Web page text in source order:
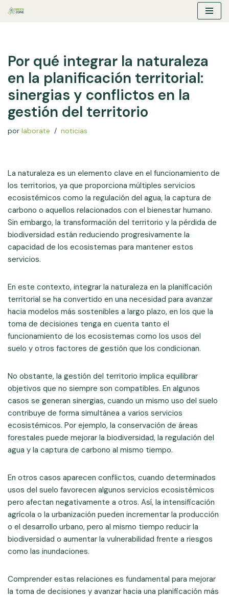
Por qué integrar la naturaleza
en la planificación territorial:
sinergias y conflictos en la
gestión del territorio
por laborate noticias
La naturaleza es un elemento clave en el funcionamiento de
los territorios, ya que proporciona múltiples servicios
ecosistémicos como la regulación del agua, la captura de
carbono o aquellos relacionados con el bienestar humano.
Sin embargo, la transformación del territorio y la pérdida de
biodiversidad están reduciendo progresivamente la
capacidad de los ecosistemas para mantener estos
servicios.
En este contexto, integrar la naturaleza en la planificación
territorial se ha convertido en una necesidad para avanzar
hacia modelos más sostenibles a largo plazo, en los que la
toma de decisiones tenga en cuenta tanto el
funcionamiento de los ecosistemas como los usos del
suelo y otros factores de gestión que los condicionan.
No obstante, la gestión del territorio implica equilibrar
objetivos que no siempre son compatibles. En algunos
casos se generan sinergias, cuando un mismo uso del suelo
contribuye de forma simultánea a varios servicios
ecosistémicos. Por ejemplo, la conservación de áreas
forestales puede mejorar la biodiversidad, la regulación del
agua y la captura de carbono al mismo tiempo.
En otros casos aparecen conflictos, cuando determinados
usos del suelo favorecen algunos servicios ecosistémicos
pero afectan negativamente a otros. Así, la intensificación
agrícola o la urbanización pueden incrementar la producción
o el desarrollo urbano, pero al mismo tiempo reducir la
biodiversidad o aumentar la vulnerabilidad frente a riesgos
como las inundaciones.
Comprender estas relaciones es fundamental para mejorar
la toma de decisiones y avanzar hacia una planificación más